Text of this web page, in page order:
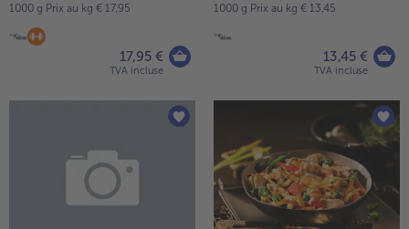
1000 g Prix au kg € 17,95
17,95 €
TVA incluse
1000 g Prix au kg € 13,45
13,45 €
TVA incluse